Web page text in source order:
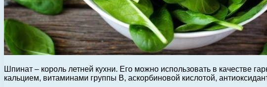
Шпинат – король летней кухни. Его можно использовать в качестве
кальцием, витаминами группы В, аскорбиновой кислотой,